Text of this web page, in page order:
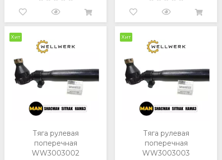
Хит
Тяга рулевая
поперечная
WW3003002
Хит
Тяга рулевая
поперечная
WW3003003